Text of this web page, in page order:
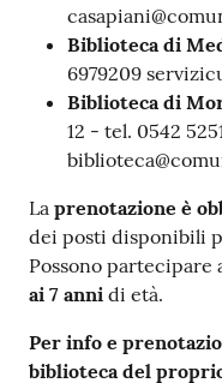
Biblioteca di
6979209
Biblioteca di
12 - tel. 0542
La prenotazione è
dei posti disponibili
Possono
ai 7 anni di età.
Per info e
biblioteca del